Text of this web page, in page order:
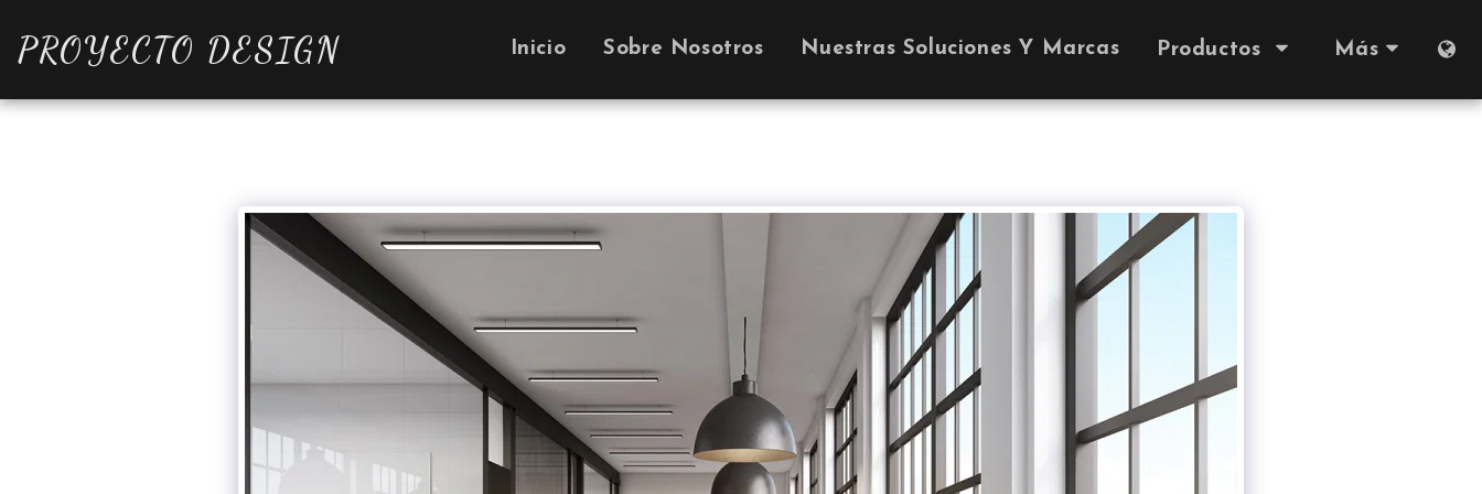
PROYECTO DESIGN Inicio Sobre Nosotros Nuestras Soluciones Y Marcas Productos Más